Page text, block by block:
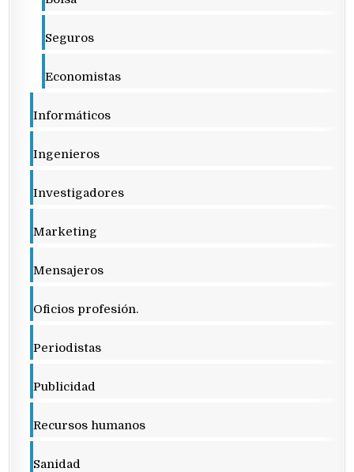
Seguros
Economistas
Informáticos
Ingenieros
Investigadores
Marketing
Mensajeros
Oficios profesión.
Periodistas
Publicidad
Recursos humanos
Sanidad